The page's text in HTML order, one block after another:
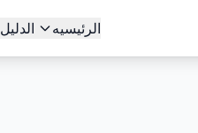
الرئيسيه الدليل